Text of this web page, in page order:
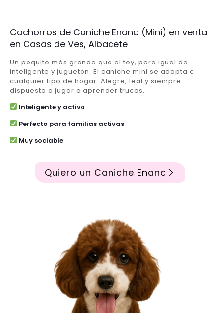
Cachorros de Caniche Enano (Mini) en venta
en Casas de Ves, Albacete
Un poquito más grande que el toy, pero igual de
inteligente y juguetón. El caniche mini se adapta a
cualquier tipo de hogar. Alegre, leal y siempre
dispuesto a jugar o aprender trucos.
Inteligente y activo
Perfecto para familias activas
Muy sociable
Quiero un Caniche Enano